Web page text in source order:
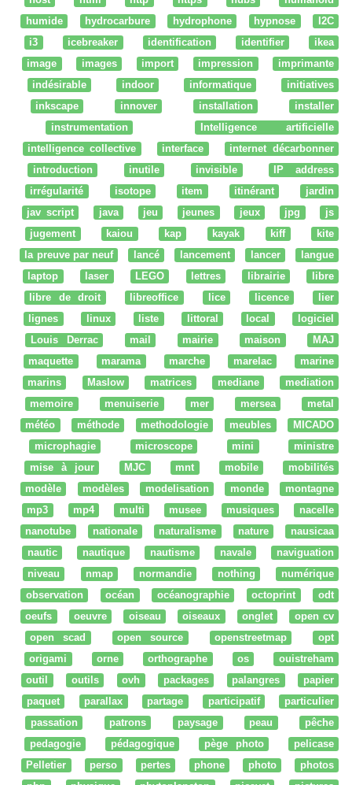
humide
hydrocarbure hydrophone hypnose
I2C
i3
icebreaker identification identifier
ikea
image
images import impression
imprimante
indésirable
indoor informatique
initiatives
inkscape
innover installation
installer
instrumentation
Intelligence artificielle
intelligence collective
interface
internet décarbonner
introduction
inutile invisible
IP address
irrégularité
isotope item itinérant
jardin
jav script
java jeu jeunes jeux jpg
js
jugement
kaiou kap kayak kiff
kite
la preuve par neuf
lancé lancement lancer
langue
laptop
laser LEGO lettres librairie
libre
libre de droit
libreoffice lice licence
lier
lignes
linux liste littoral local
logiciel
Louis Derrac
mail mairie maison
MAJ
maquette
marama marche marelac
marine
marins
Maslow matrices mediane
mediation
memoire
menuiserie mer mersea
metal
météo
méthode methodologie meubles
MICADO
microphagie
microscope mini
ministre
mise à jour
MJC mnt mobile
mobilités
modèle
modèles modelisation monde
montagne
mp3
mp4 multi musee musiques
nacelle
nanotube
nationale naturalisme nature
nausicaa
nautic
nautique nautisme navale
naviguation
niveau
nmap normandie nothing
numérique
observation
océan océanographie octoprint
odt
oeufs
oeuvre oiseau oiseaux onglet
open cv
open scad
open source openstreetmap
opt
origami
orne orthographe os
ouistreham
outil
outils ovh packages palangres
papier
paquet
parallax partage participatif
particulier
passation
patrons paysage peau
pêche
pedagogie
pédagogique pège photo
pelicase
Pelletier
perso pertes phone photo
photos